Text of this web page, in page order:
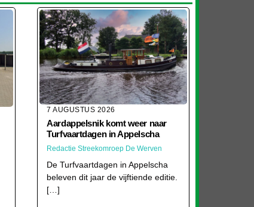
7 AUGUSTUS 2026
Aardappelsnik komt weer naar
Turfvaartdagen in Appelscha
Redactie Streekomroep De Werven
De Turfvaartdagen in Appelscha
beleven dit jaar de vijftiende editie.
[…]